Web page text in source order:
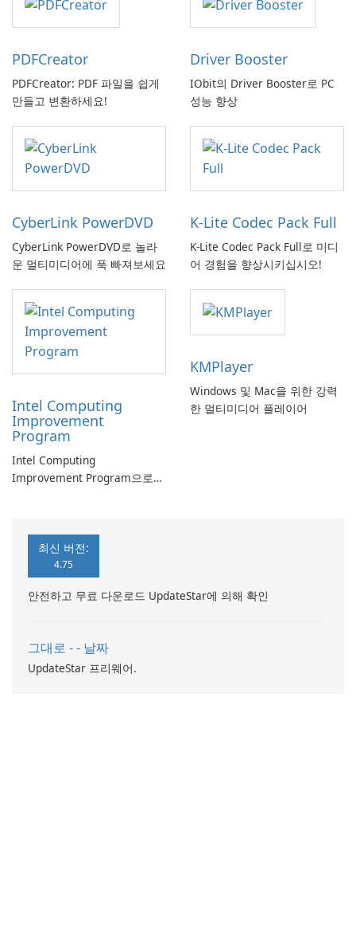
PDFCreator
PDFCreator: PDF 파일을 쉽게
만들고 변환하세요!
Driver Booster
IObit의 Driver Booster로 PC
성능 향상
CyberLink PowerDVD
CyberLink PowerDVD로 놀라
운 멀티미디어에 푹 빠져보세요
K-Lite Codec Pack Full
K-Lite Codec Pack Full로 미디
어 경험을 향상시키십시오!
Intel Computing
Improvement
Program
Intel Computing
Improvement Program으로
KMPlayer
Windows 및 Mac을 위한 강력
한 멀티미디어 플레이어
최신 버전:
4.75
안전하고 무료 다운로드 UpdateStar에 의해 확인
그대로 - - 날짜
UpdateStar 프리웨어.